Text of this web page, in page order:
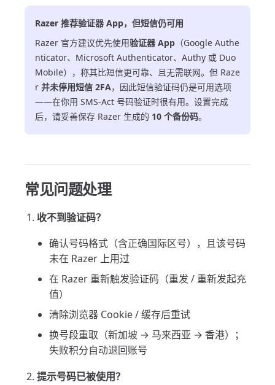
Razer 推荐验证器 App，但短信仍可用
Razer 官方建议优先使用验证器 App （Google Authe
nticator、Microsoft Authenticator、Authy 或 Duo
Mobile），称其比短信更可靠、且无需联网。但 Raze
r 并未停用短信 2FA，因此短信验证码仍是可用选项
——在你用 SMS-Act 号码验证时很有用。设置完成
后，请妥善保存 Razer 生成的 10 个备份码。
常见问题处理
收不到验证码？
确认号码格式（含正确国际区号），且该号码
未在 Razer 上用过
在 Razer 重新触发验证码（重发 / 重新发起充
值）
清除浏览器 Cookie / 缓存后重试
换号段重取（新加坡 → 马来西亚 → 香港）；
失败积分自动退回账号
提示号码已被使用？